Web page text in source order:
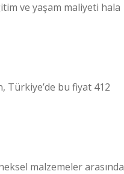
ve yaşam maliyeti hala
Türkiye’de bu fiyat 412
malzemeler arasında